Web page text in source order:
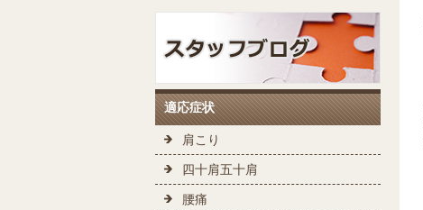
適応症状
肩こり
四十肩五十肩
腰痛